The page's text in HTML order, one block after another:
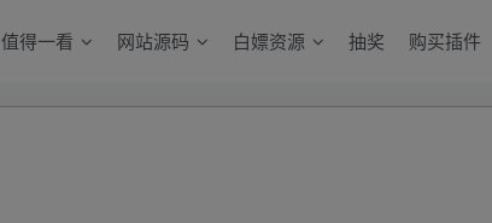
值得一看 网站源码 白嫖资源 抽奖 购买插件